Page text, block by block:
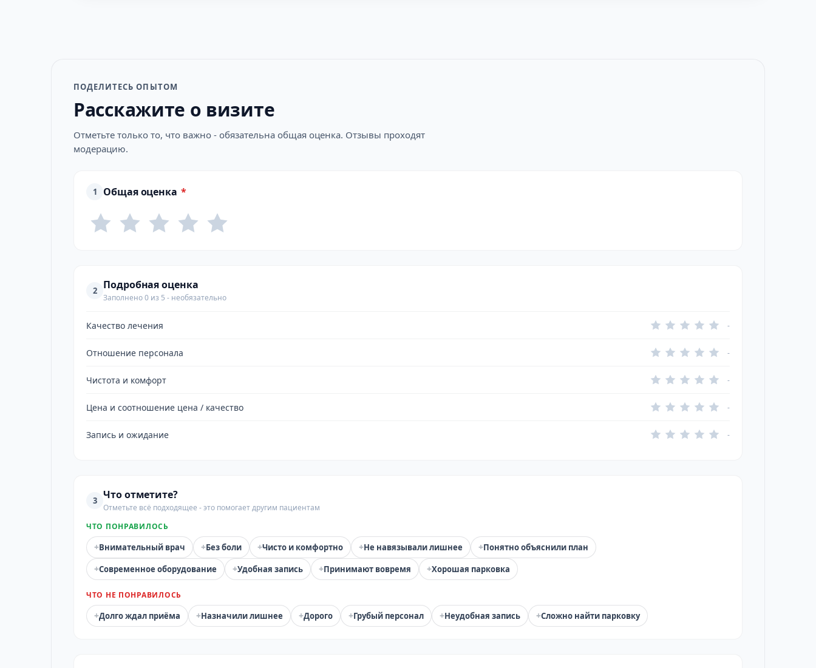
ПОДЕЛИТЕСЬ ОПЫТОМ
Расскажите о визите
Отметьте только то, что важно - обязательна общая оценка. Отзывы проходят
модерацию.
1 Общая оценка *
2 Подробная оценка
Заполнено 0 из 5 - необязательно
Качество лечения -
Отношение персонала -
Чистота и комфорт -
Цена и соотношение цена / качество -
Запись и ожидание -
3 Что отметите?
Отметьте всё подходящее - это помогает другим пациентам
ЧТО ПОНРАВИЛОСЬ
+Внимательный врач +Без боли +Чисто и комфортно +Не навязывали лишнее +Понятно объяснили план
+Современное оборудование +Удобная запись +Принимают вовремя +Хорошая парковка
ЧТО НЕ ПОНРАВИЛОСЬ
+Долго ждал приёма +Назначили лишнее +Дорого +Грубый персонал +Неудобная запись +Сложно найти парковку